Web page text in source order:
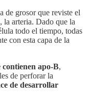
de grosor que reviste el
la arteria. Dado que la
todo el tiempo, todas
con esta capa de la
contienen apo-B,
de perforar la
de desarrollar